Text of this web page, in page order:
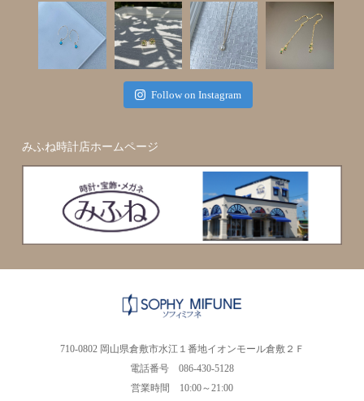
Follow on Instagram
みふね時計店ホームページ
710-0802 岡山県倉敷市水江１番地イオンモール倉敷２Ｆ
電話番号 086-430-5128
営業時間 10:00～21:00